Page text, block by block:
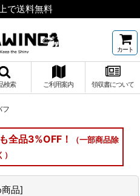
で送料無料
カート
検索 ご利用案内 領収書について
フ
全品3%OFF！
（一部商品除
）
品]